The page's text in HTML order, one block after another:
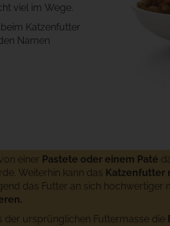
viel im Wege.
Katzenfutter
Namen
einer Pastete oder einem Paté
Weiterhin kann das Katzenfutter
das Futter an sich
der ursprünglichen Futtermasse die